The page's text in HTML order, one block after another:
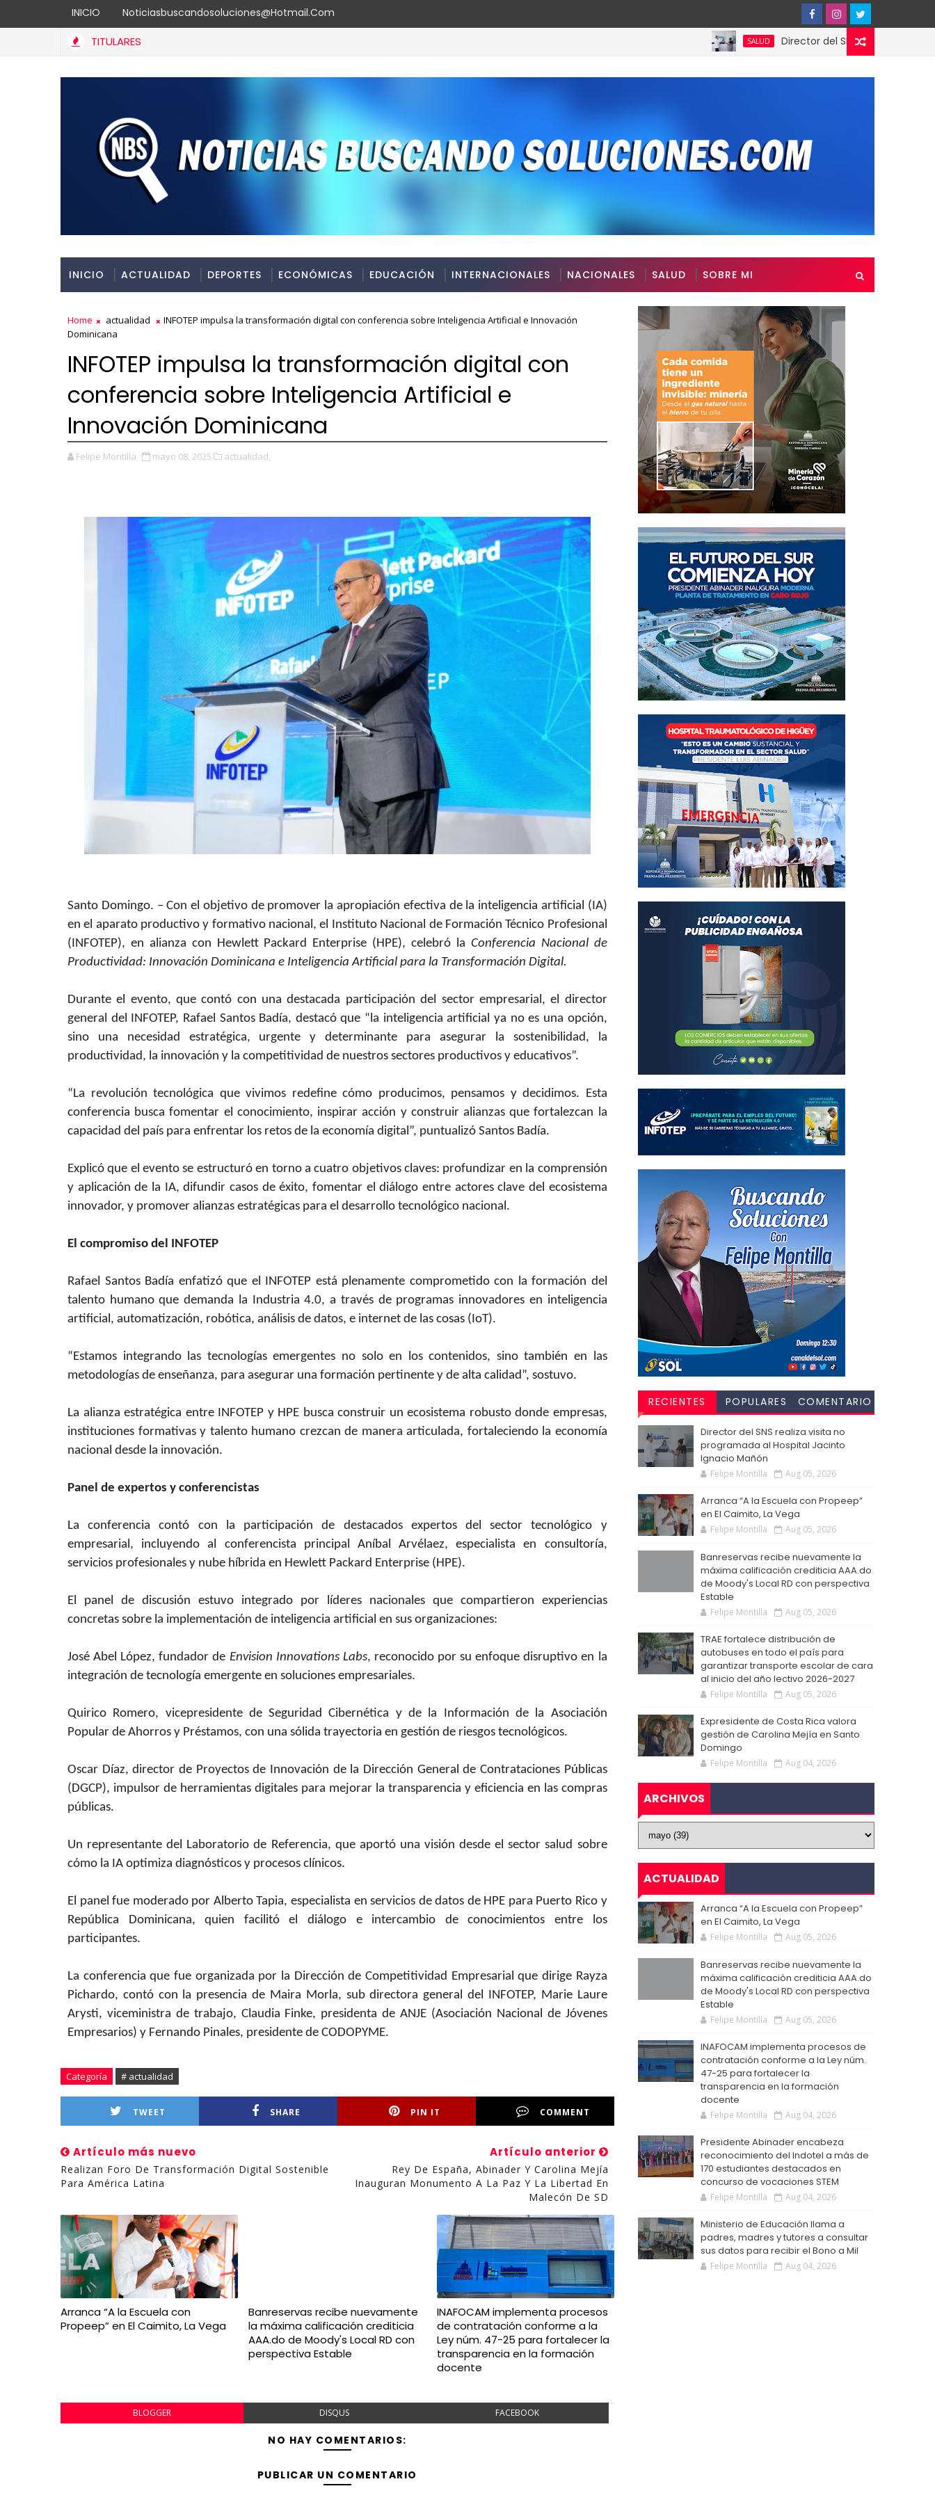
INICIO Noticiasbuscandosoluciones@hotmail.com
TITULARES SALUD
Director del SNS realiza visita no
INICIO ACTUALIDAD DEPORTES ECONÓMICAS EDUCACIÓN INTERNACIONALES NACIONALES SALUD SOBRE MI
Home actualidad
INFOTEP impulsa la transformación digital con conferencia sobre Inteligencia Artificial e Innovación
Dominicana
INFOTEP impulsa la transformación digital con
conferencia sobre Inteligencia Artificial e
Innovación Dominicana
Felipe Montilla mayo 08, 2025 actualidad,
Santo Domingo. – Con el objetivo de promover la apropiación efectiva de la inteligencia artificial (IA)
en el aparato productivo y formativo nacional, el Instituto Nacional de Formación Técnico Profesional
(INFOTEP), en alianza con Hewlett Packard Enterprise (HPE), celebró la Conferencia Nacional de
Productividad: Innovación Dominicana e Inteligencia Artificial para la Transformación Digital.
Durante el evento, que contó con una destacada participación del sector empresarial, el director
general del INFOTEP, Rafael Santos Badía, destacó que “la inteligencia artificial ya no es una opción,
sino una necesidad estratégica, urgente y determinante para asegurar la sostenibilidad, la
productividad, la innovación y la competitividad de nuestros sectores productivos y educativos”.
“La revolución tecnológica que vivimos redefine cómo producimos, pensamos y decidimos. Esta
conferencia busca fomentar el conocimiento, inspirar acción y construir alianzas que fortalezcan la
capacidad del país para enfrentar los retos de la economía digital”, puntualizó Santos Badía.
Explicó que el evento se estructuró en torno a cuatro objetivos claves: profundizar en la comprensión
y aplicación de la IA, difundir casos de éxito, fomentar el diálogo entre actores clave del ecosistema
innovador, y promover alianzas estratégicas para el desarrollo tecnológico nacional.
El compromiso del INFOTEP
Rafael Santos Badía enfatizó que el INFOTEP está plenamente comprometido con la formación del
talento humano que demanda la Industria 4.0, a través de programas innovadores en inteligencia
artificial, automatización, robótica, análisis de datos, e internet de las cosas (IoT).
“Estamos integrando las tecnologías emergentes no solo en los contenidos, sino también en las
metodologías de enseñanza, para asegurar una formación pertinente y de alta calidad”, sostuvo.
La alianza estratégica entre INFOTEP y HPE busca construir un ecosistema robusto donde empresas,
instituciones formativas y talento humano crezcan de manera articulada, fortaleciendo la economía
nacional desde la innovación.
Panel de expertos y conferencistas
La conferencia contó con la participación de destacados expertos del sector tecnológico y
empresarial, incluyendo al conferencista principal Aníbal Arvélaez, especialista en consultoría,
servicios profesionales y nube híbrida en Hewlett Packard Enterprise (HPE).
El panel de discusión estuvo integrado por líderes nacionales que compartieron experiencias
concretas sobre la implementación de inteligencia artificial en sus organizaciones:
José Abel López, fundador de Envision Innovations Labs, reconocido por su enfoque disruptivo en la
integración de tecnología emergente en soluciones empresariales.
Quirico Romero, vicepresidente de Seguridad Cibernética y de la Información de la Asociación
Popular de Ahorros y Préstamos, con una sólida trayectoria en gestión de riesgos tecnológicos.
Oscar Díaz, director de Proyectos de Innovación de la Dirección General de Contrataciones Públicas
(DGCP), impulsor de herramientas digitales para mejorar la transparencia y eficiencia en las compras
públicas.
Un representante del Laboratorio de Referencia, que aportó una visión desde el sector salud sobre
cómo la IA optimiza diagnósticos y procesos clínicos.
El panel fue moderado por Alberto Tapia, especialista en servicios de datos de HPE para Puerto Rico y
República Dominicana, quien facilitó el diálogo e intercambio de conocimientos entre los
participantes.
La conferencia que fue organizada por la Dirección de Competitividad Empresarial que dirige Rayza
Pichardo, contó con la presencia de Maira Morla, sub directora general del INFOTEP, Marie Laure
Arysti, viceministra de trabajo, Claudia Finke, presidenta de ANJE (Asociación Nacional de Jóvenes
Empresarios) y Fernando Pinales, presidente de CODOPYME.
Categoría # actualidad
TWEET SHARE PIN IT COMMENT
Artículo más nuevo
Realizan Foro De Transformación Digital Sostenible
Para América Latina
Artículo anterior
Rey De España, Abinader Y Carolina Mejía
Inauguran Monumento A La Paz Y La Libertad En
Malecón De SD
Arranca “A la Escuela con
Propeep” en El Caimito, La Vega
Banreservas recibe nuevamente
la máxima calificación crediticia
AAA.do de Moody's Local RD con
perspectiva Estable
INAFOCAM implementa procesos
de contratación conforme a la
Ley núm. 47-25 para fortalecer la
transparencia en la formación
docente
BLOGGER DISQUS FACEBOOK
NO HAY COMENTARIOS:
PUBLICAR UN COMENTARIO
RECIENTES POPULARES
COMENTARIO
Director del SNS realiza visita no
programada al Hospital Jacinto
Ignacio Mañón
Felipe Montilla Aug 05, 2026
Arranca “A la Escuela con Propeep”
en El Caimito, La Vega
Felipe Montilla Aug 05, 2026
Banreservas recibe nuevamente la
máxima calificación crediticia AAA.do
de Moody's Local RD con perspectiva
Estable
Felipe Montilla Aug 05, 2026
TRAE fortalece distribución de
autobuses en todo el país para
garantizar transporte escolar de cara
al inicio del año lectivo 2026-2027
Felipe Montilla Aug 05, 2026
Expresidente de Costa Rica valora
gestión de Carolina Mejía en Santo
Domingo
Felipe Montilla Aug 04, 2026
ARCHIVOS
ACTUALIDAD
Arranca “A la Escuela con Propeep”
en El Caimito, La Vega
Felipe Montilla Aug 05, 2026
Banreservas recibe nuevamente la
máxima calificación crediticia AAA.do
de Moody's Local RD con perspectiva
Estable
Felipe Montilla Aug 05, 2026
INAFOCAM implementa procesos de
contratación conforme a la Ley núm.
47-25 para fortalecer la
transparencia en la formación
docente
Felipe Montilla Aug 04, 2026
Presidente Abinader encabeza
reconocimiento del Indotel a más de
170 estudiantes destacados en
concurso de vocaciones STEM
Felipe Montilla Aug 04, 2026
Ministerio de Educación llama a
padres, madres y tutores a consultar
sus datos para recibir el Bono a Mil
Felipe Montilla Aug 04, 2026